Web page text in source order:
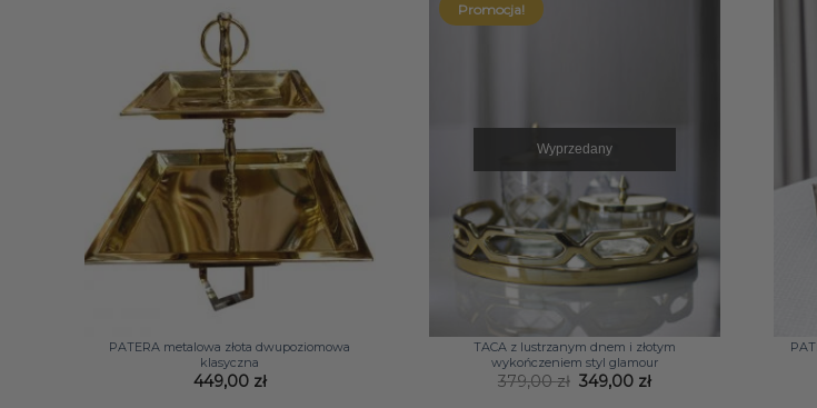
PATERA metalowa złota dwupoziomowa
klasyczna
449,00 zł
Promocja!
Wyprzedany
TACA z lustrzanym dnem i złotym
wykończeniem styl glamour
379,00zł Pierwotna
cena
349,00 złAktualna